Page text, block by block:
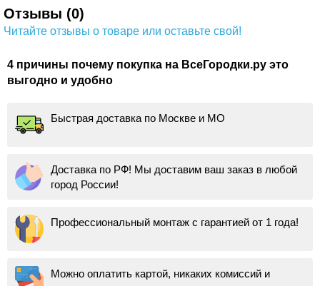
Отзывы (0)
Читайте отзывы о товаре или оставьте свой!
4 причины почему покупка на ВсеГородки.ру это
выгодно и удобно
Быстрая доставка по Москве и МО
Доставка по РФ! Мы доставим ваш заказ в любой
город России!
Профессиональный монтаж с гарантией от 1 года!
Можно оплатить картой, никаких комиссий и